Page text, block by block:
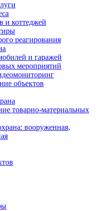
и коттеджей
реагирования
и гаражей
мероприятий
объектов
товарно-материальных
вооруженная,